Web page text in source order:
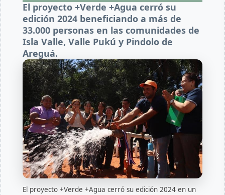
El proyecto +Verde +Agua cerró su
edición 2024 beneficiando a más de
33.000 personas en las comunidades de
Isla Valle, Valle Pukú y Pindolo de
Areguá.
El proyecto +Verde +Agua cerró su edición 2024 en un